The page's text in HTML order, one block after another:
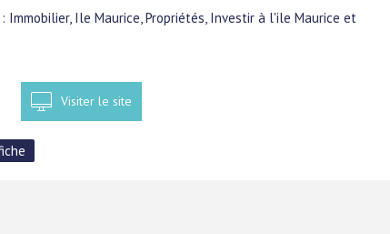
Immobilier, Ile Maurice, Propriétés, Investir à l'ile Maurice et
Visiter le site